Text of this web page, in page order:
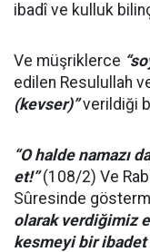
ibadî ve kulluk
Ve müşriklerce
edilen Resulullah
(kevser)”verildiği
“O halde namazı
et!” (108/2) Ve
Sûresinde
olarak verdiğimiz
kesmeyi bir ibadet